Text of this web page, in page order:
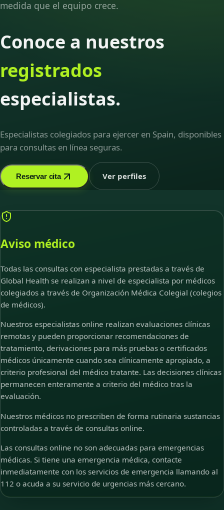
medida que el equipo crece.
Conoce a nuestros
registrados
especialistas.
Especialistas colegiados para ejercer en Spain, disponibles
para consultas en línea seguras.
Reservar cita Ver perfiles
Aviso médico
Todas las consultas con especialista prestadas a través de
Global Health se realizan a nivel de especialista por médicos
colegiados a través de Organización Médica Colegial (colegios
de médicos).
Nuestros especialistas online realizan evaluaciones clínicas
remotas y pueden proporcionar recomendaciones de
tratamiento, derivaciones para más pruebas o certificados
médicos únicamente cuando sea clínicamente apropiado, a
criterio profesional del médico tratante. Las decisiones clínicas
permanecen enteramente a criterio del médico tras la
evaluación.
Nuestros médicos no prescriben de forma rutinaria sustancias
controladas a través de consultas online.
Las consultas online no son adecuadas para emergencias
médicas. Si tiene una emergencia médica, contacte
inmediatamente con los servicios de emergencia llamando al
112 o acuda a su servicio de urgencias más cercano.